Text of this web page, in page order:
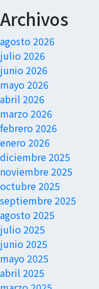
Archivos
agosto 2026
julio 2026
junio 2026
mayo 2026
abril 2026
marzo 2026
febrero 2026
enero 2026
diciembre 2025
noviembre 2025
octubre 2025
septiembre 2025
agosto 2025
julio 2025
junio 2025
mayo 2025
abril 2025